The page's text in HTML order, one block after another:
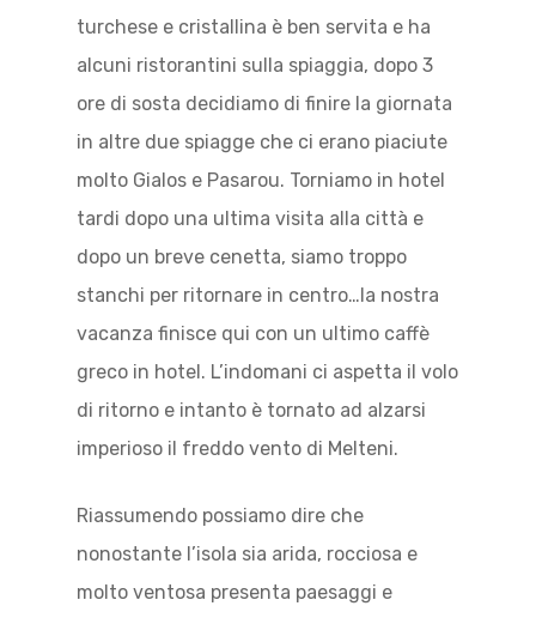
turchese e cristallina è ben servita e ha
alcuni ristorantini sulla spiaggia, dopo 3
ore di sosta decidiamo di finire la giornata
in altre due spiagge che ci erano piaciute
molto Gialos e Pasarou. Torniamo in hotel
tardi dopo una ultima visita alla città e
dopo un breve cenetta, siamo troppo
stanchi per ritornare in centro…la nostra
vacanza finisce qui con un ultimo caffè
greco in hotel. L’indomani ci aspetta il volo
di ritorno e intanto è tornato ad alzarsi
imperioso il freddo vento di Melteni.
Riassumendo possiamo dire che
nonostante l’isola sia arida, rocciosa e
molto ventosa presenta paesaggi e